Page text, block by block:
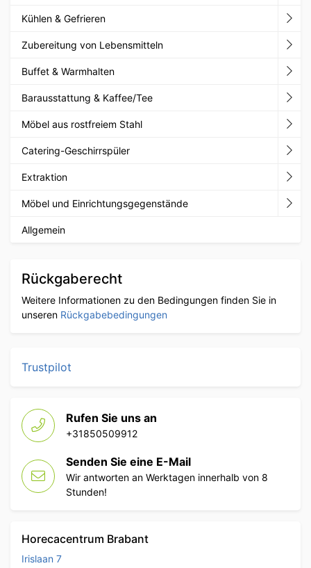
Kühlen & Gefrieren
Zubereitung von Lebensmitteln
Buffet & Warmhalten
Barausstattung & Kaffee/Tee
Möbel aus rostfreiem Stahl
Catering-Geschirrspüler
Extraktion
Möbel und Einrichtungsgegenstände
Allgemein
Rückgaberecht
Weitere Informationen zu den Bedingungen finden Sie in
unseren Rückgabebedingungen
Trustpilot
Rufen Sie uns an
+31850509912
Senden Sie eine E-Mail
Wir antworten an Werktagen innerhalb von 8
Stunden!
Horecacentrum Brabant
Irislaan 7